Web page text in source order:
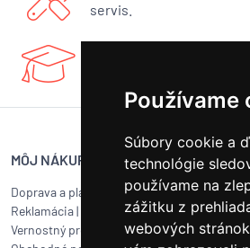
Používame
Súbory cookie a
technológie
používame na
zážitku z
webových
servis.
MÔJ NÁKUP
Doprava a platba
Reklamácia|
Vrátenie tovaru
Vernostný program
Servis